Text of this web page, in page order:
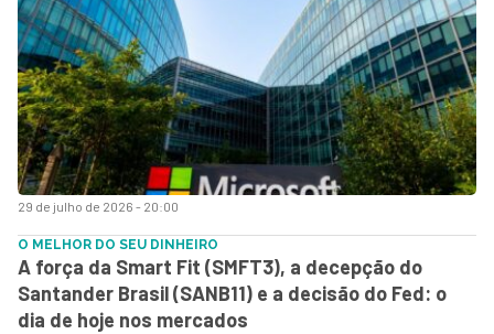
29 de julho de 2026 - 20:00
O MELHOR DO SEU DINHEIRO
A força da Smart Fit (SMFT3), a decepção do
Santander Brasil (SANB11) e a decisão do Fed: o
dia de hoje nos mercados